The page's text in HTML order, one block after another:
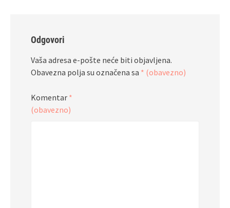
Odgovori
Vaša adresa e-pošte neće biti objavljena.
Obavezna polja su označena sa * (obavezno)
Komentar *
(obavezno)